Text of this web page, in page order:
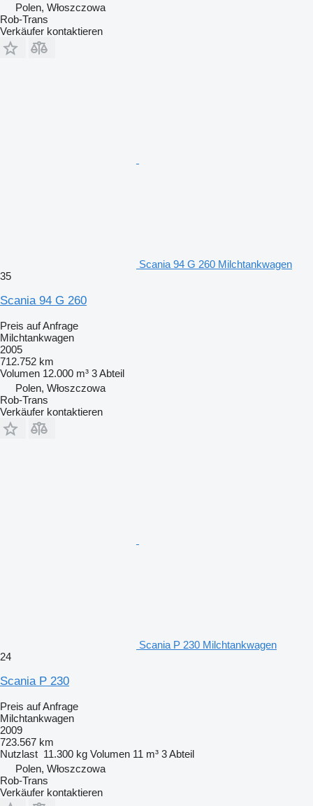
Polen, Włoszczowa
Rob-Trans
Verkäufer kontaktieren
Scania 94 G 260 Milchtankwagen
35
Scania 94 G 260
Preis auf Anfrage
Milchtankwagen
2005
712.752 km
Volumen 12.000 m³ 3 Abteil
Polen, Włoszczowa
Rob-Trans
Verkäufer kontaktieren
Scania P 230 Milchtankwagen
24
Scania P 230
Preis auf Anfrage
Milchtankwagen
2009
723.567 km
Nutzlast 11.300 kg Volumen 11 m³ 3 Abteil
Polen, Włoszczowa
Rob-Trans
Verkäufer kontaktieren